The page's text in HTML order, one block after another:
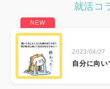
就活コ
2023/04/27
自分に向